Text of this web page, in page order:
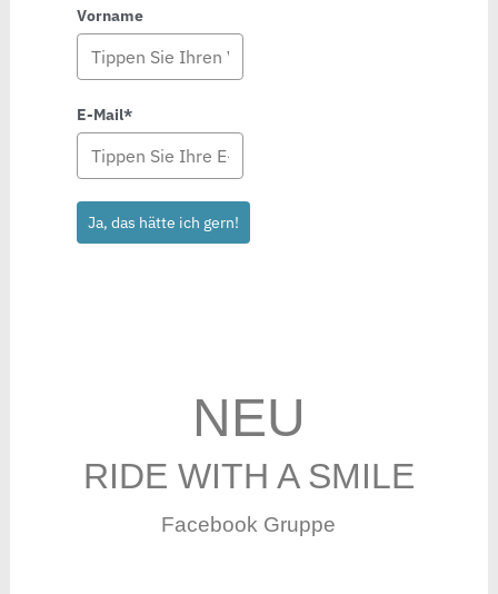
Vorname
E-Mail*
Ja, das hätte ich gern!
NEU
RIDE WITH A SMILE
Facebook Gruppe